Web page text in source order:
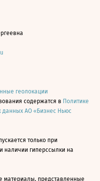
геолокации
содержатся в Политике
данных АО «Бизнес Ньюс
только при
наличии гиперссылки на
материалы, представленные